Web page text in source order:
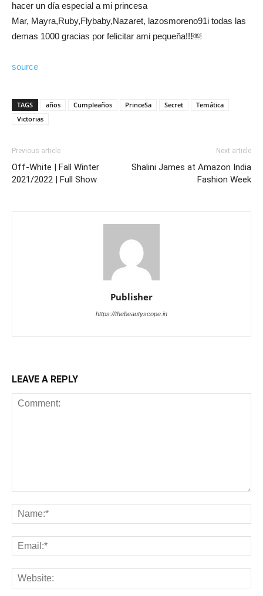
hacer un día especial a mi princesa
Mar, Mayra,Ruby,Flybaby,Nazaret, lazosmoreno91i todas las
demas 1000 gracias por felicitar ami pequeña!!!￼
source
TAGS años Cumpleaños PrinceSa Secret
Temática
Victorias
Previous article
Off-White | Fall Winter
2021/2022 | Full Show
Next article
Shalini James at Amazon India
Fashion Week
Publisher
https://thebeautyscope.in
LEAVE A REPLY